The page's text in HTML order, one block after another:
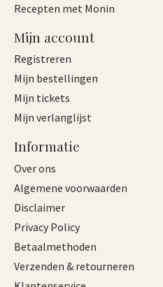
Recepten met Monin
Mijn account
Registreren
Mijn bestellingen
Mijn tickets
Mijn verlanglijst
Informatie
Over ons
Algemene voorwaarden
Disclaimer
Privacy Policy
Betaalmethoden
Verzenden & retourneren